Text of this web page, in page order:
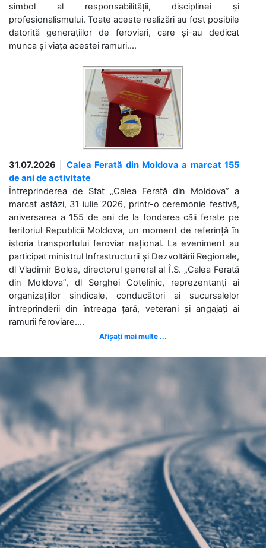
simbol al responsabilității, disciplinei și
profesionalismului. Toate aceste realizări au fost posibile
datorită generațiilor de feroviari, care și-au dedicat
munca și viața acestei ramuri....
31.07.2026
Calea Ferată din Moldova a marcat 155
de ani de activitate
Întreprinderea de Stat „Calea Ferată din Moldova” a
marcat astăzi, 31 iulie 2026, printr-o ceremonie festivă,
aniversarea a 155 de ani de la fondarea căii ferate pe
teritoriul Republicii Moldova, un moment de referință în
istoria transportului feroviar național. La eveniment au
participat ministrul Infrastructurii și Dezvoltării Regionale,
dl Vladimir Bolea, directorul general al Î.S. „Calea Ferată
din Moldova”, dl Serghei Cotelinic, reprezentanți ai
organizațiilor sindicale, conducători ai sucursalelor
întreprinderii din întreaga țară, veterani și angajați ai
ramurii feroviare....
Afișați mai multe ...